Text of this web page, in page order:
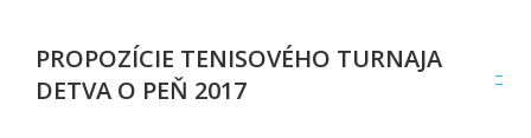
PROPOZÍCIE TENISOVÉHO TURNAJA
DETVA O PEŇ 2017